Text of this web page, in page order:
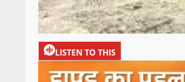
LISTEN TO THIS